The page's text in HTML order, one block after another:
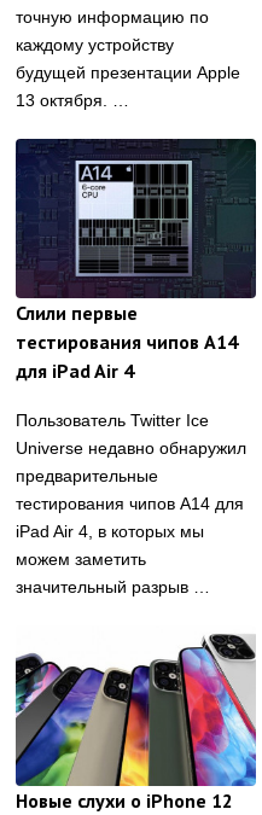
точную информацию по
каждому устройству
будущей презентации Apple
13 октября. …
Слили первые
тестирования чипов A14
для iPad Air 4
Пользователь Twitter Ice
Universe недавно обнаружил
предварительные
тестирования чипов A14 для
iPad Air 4, в которых мы
можем заметить
значительный разрыв …
Новые слухи о iPhone 12